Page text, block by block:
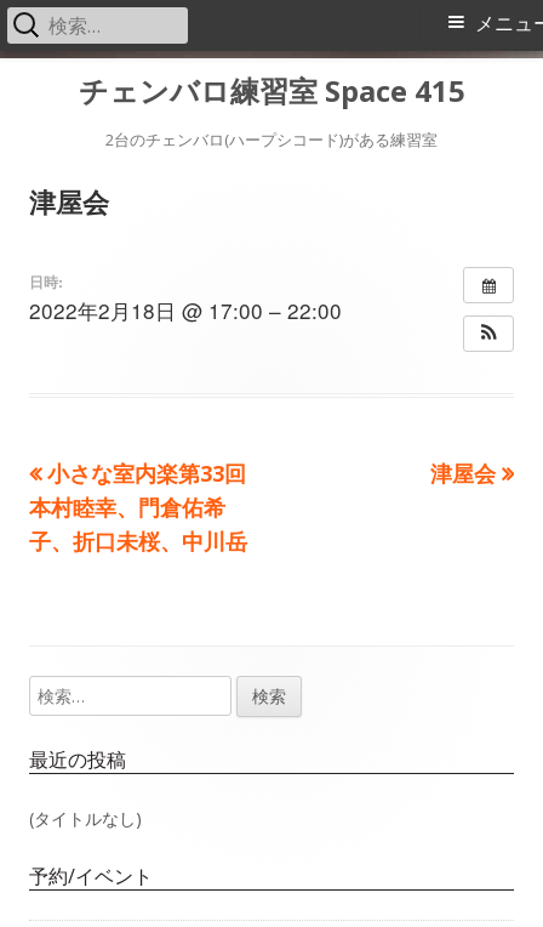
チェンバロ練習室 Space 415
2台のチェンバロ(ハープシコード)がある練習室
メ
メニュ
検
索:
津屋会
日時:
2022年2月18日 @ 17:00 – 22:00
投
稿
ゲ
ー
ン
前
の
記
小さな室内楽第33回
本村睦幸、門倉佑希
子、折口未桜、中川岳
次
津屋会
メ
イ
ン
検
索:
最近の投稿
(タイトルなし)
予約/イベント